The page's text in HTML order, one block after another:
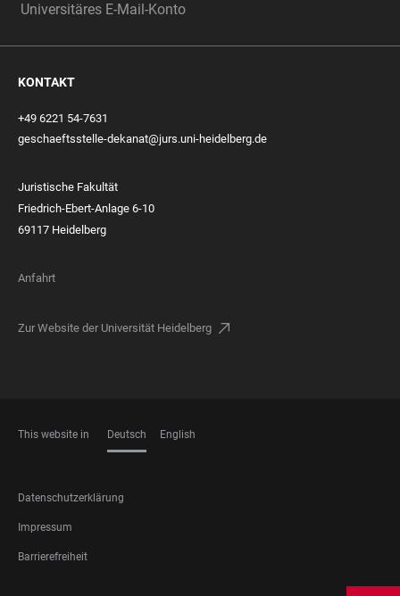
Universitäres E-Mail-Konto
KONTAKT
+49 6221 54-7631
geschaeftsstelle-dekanat@jurs.uni-heidelberg.de
Juristische Fakultät
Friedrich-Ebert-Anlage 6-10
69117 Heidelberg
Anfahrt
Zur Website der Universität Heidelberg
This website in Deutsch English
FOOTER
LEGAL
Datenschutzerklärung
Impressum
Barrierefreiheit